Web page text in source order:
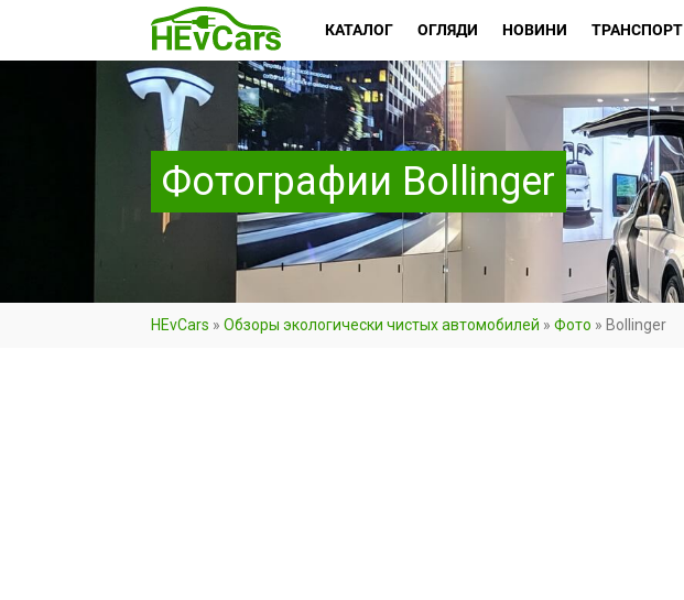
КАТАЛОГ ОГЛЯДИ НОВИНИ ТРАНСПОРТ
Фотографии Bollinger
HEvCars » Обзоры экологически чистых автомобилей » Фото » Bollinger